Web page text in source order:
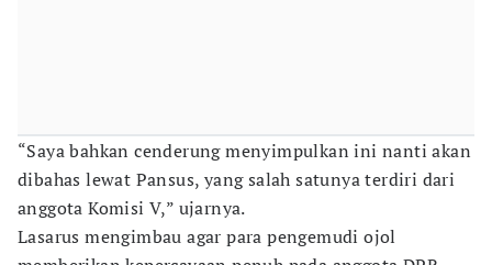
“Saya bahkan cenderung menyimpulkan ini nanti akan
dibahas lewat Pansus, yang salah satunya terdiri dari
anggota Komisi V,” ujarnya.
Lasarus mengimbau agar para pengemudi ojol